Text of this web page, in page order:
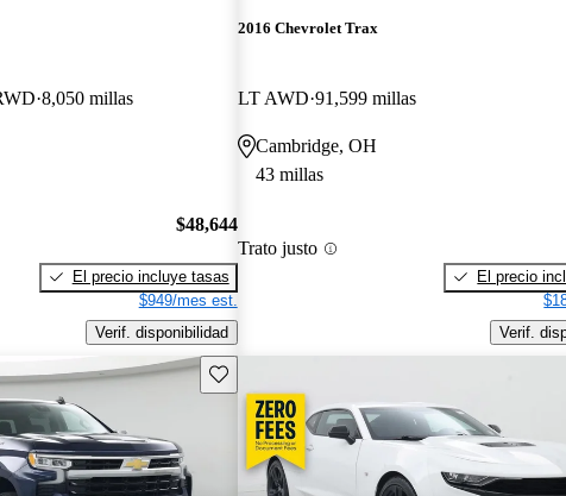
8,050 millas
$48,644
El precio incluye tasas
$949/mes est.
Verif. disponibilidad
2016 Chevrolet Trax
LT AWD 91,599 millas
Cambridge, OH
43 millas
Trato justo
El precio
Verif.
Guarda este Aviso